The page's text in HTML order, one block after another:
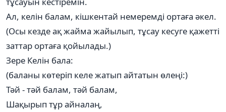
Ал, келін балам, кішкентай немеремді ортаға әкел.
(Осы кезде ақ жайма жайылып, тұсау кесуге қажетті
заттар ортаға қойылады.)
Зере Келін бала:
(баланы көтеріп келе жатып айтатын өлеңі:)
Тәй - тәй балам, тәй балам,
Шақырып тұр айналаң,